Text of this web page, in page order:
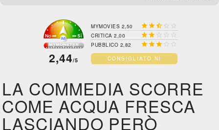
2,44/5
MYMOVIES 2,50   
CRITICA 2,00    
PUBBLICO 2,82   
CONSIGLIATO NÌ
LA COMMEDIA SCORRE
COME ACQUA FRESCA
LASCIANDO PERÒ